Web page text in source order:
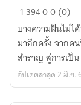
เส้น
งงานส
ปา
เรือ
สำราญ
1 39400 (0)
บางความฝันไม่ไ
มาอีกครั้ง จากค
สำราญ สู่การเป็
อัปเดตล่าสุด 2 มิ.ย.